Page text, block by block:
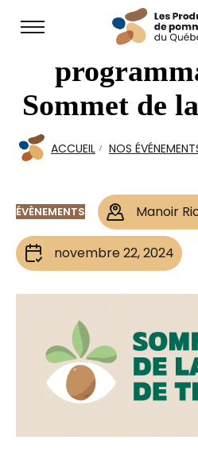
Open
Sommet de
ACCUEIL NOS
ÉVÈNEMENTS Manoir
novembre 22, 2024